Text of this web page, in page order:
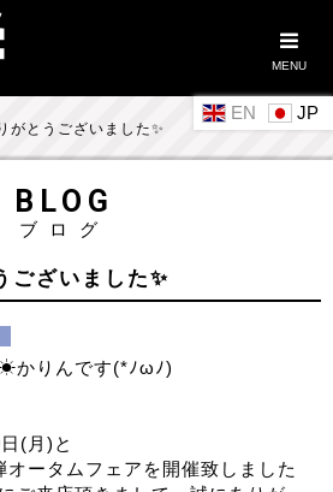
MENU
EN
がとうございました✨
BLOG
ブログ
ございました✨
かりんです(*ﾉωﾉ)
(月)と
オータムフェアを開催致しました